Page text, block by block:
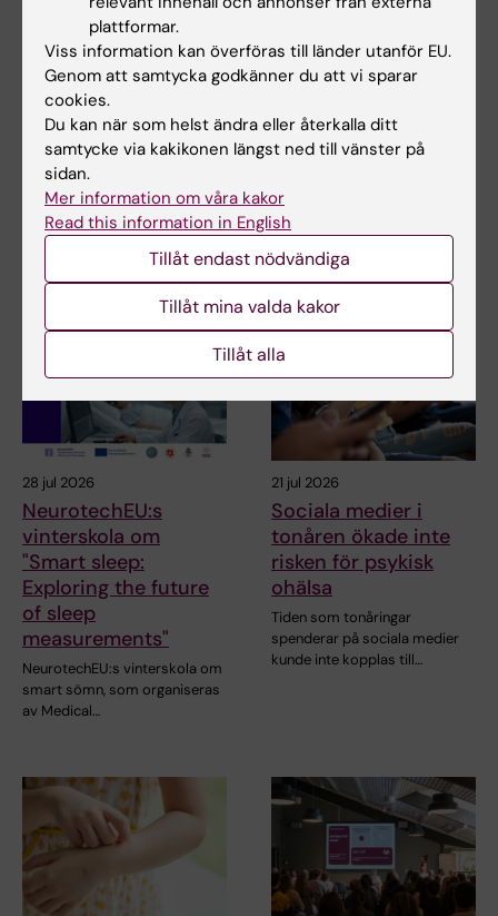
31 jul 2026
NeurotechEU
Business Winter
School 2026
Universitetet i Bonn, Reykjavík
University och Radboud
University har…
III NeurotechEU-
skolan om om
magnetresonansavbil
dning och
Universidad Miguel Hernández
de Elche (UMH) har nöjet att
tillkännage den…
28 jul 2026
NeurotechEU:s
vinterskola om
"Smart sleep:
Exploring the future
of sleep
measurements"
NeurotechEU:s vinterskola om
smart sömn, som organiseras
av Medical…
21 jul 2026
Sociala medier i
tonåren ökade inte
risken för psykisk
ohälsa
Tiden som tonåringar
spenderar på sociala medier
kunde inte kopplas till…
plattformar.
Viss information kan överföras till länder utanför EU.
Genom att samtycka godkänner du att vi sparar
cookies.
Du kan när som helst ändra eller återkalla ditt
samtycke via kakikonen längst ned till vänster på
sidan.
Mer information om våra kakor
Read this information in English
Tillåt endast nödvändiga
Tillåt mina valda kakor
Tillåt alla